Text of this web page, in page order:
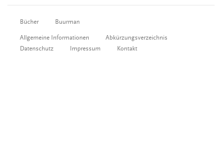
Bücher Buurman
Allgemeine Informationen
Abkürzungsverzeichnis
Datenschutz
Impressum Kontakt